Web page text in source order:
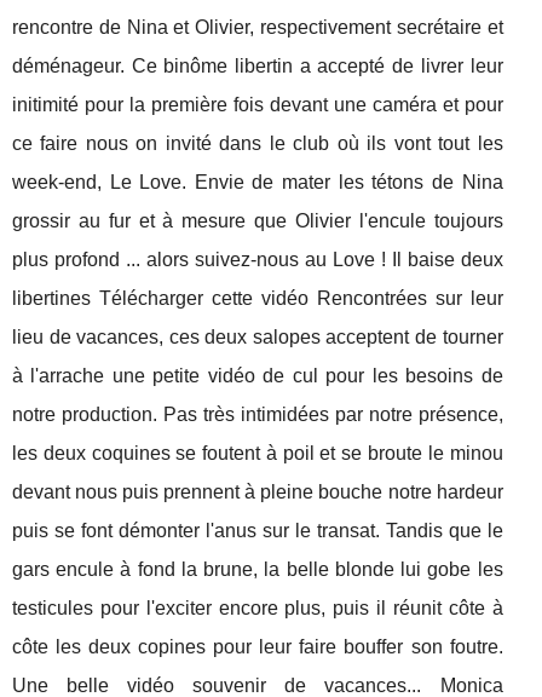
rencontre de Nina et Olivier, respectivement secrétaire et
déménageur. Ce binôme libertin a accepté de livrer leur
initimité pour la première fois devant une caméra et pour
ce faire nous on invité dans le club où ils vont tout les
week-end, Le Love. Envie de mater les tétons de Nina
grossir au fur et à mesure que Olivier l'encule toujours
plus profond ... alors suivez-nous au Love ! Il baise deux
libertines Télécharger cette vidéo Rencontrées sur leur
lieu de vacances, ces deux salopes acceptent de tourner
à l'arrache une petite vidéo de cul pour les besoins de
notre production. Pas très intimidées par notre présence,
les deux coquines se foutent à poil et se broute le minou
devant nous puis prennent à pleine bouche notre hardeur
puis se font démonter l'anus sur le transat. Tandis que le
gars encule à fond la brune, la belle blonde lui gobe les
testicules pour l'exciter encore plus, puis il réunit côte à
côte les deux copines pour leur faire bouffer son foutre.
Une belle vidéo souvenir de vacances... Monica